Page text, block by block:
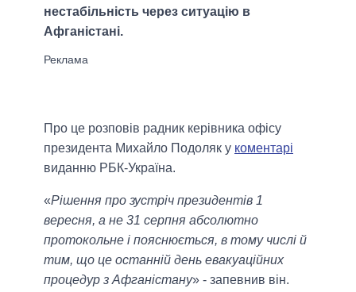
нестабільність через ситуацію в
Афганістані.
Про це розповів радник керівника офісу
президента Михайло Подоляк у коментарі
виданню РБК-Україна.
«Рішення про зустріч президентів 1
вересня, а не 31 серпня абсолютно
протокольне і пояснюється, в тому числі й
тим, що це останній день евакуаційних
процедур з Афганістану» - запевнив він.